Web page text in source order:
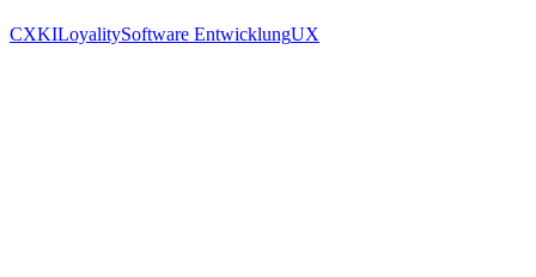
CXKILoyalitySoftware EntwicklungUX